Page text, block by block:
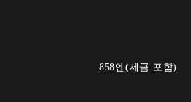
858엔(세금 포함)